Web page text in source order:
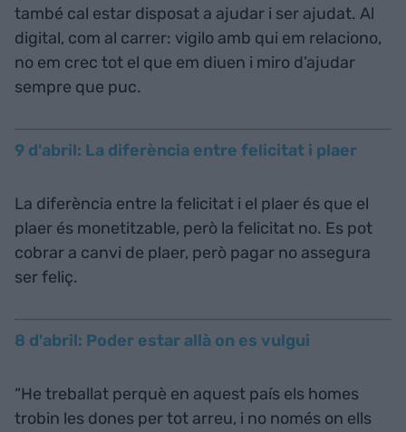
també cal estar disposat a ajudar i ser ajudat. Al
digital, com al carrer: vigilo amb qui em relaciono,
no em crec tot el que em diuen i miro d’ajudar
sempre que puc.
9 d'abril: La diferència entre felicitat i plaer
La diferència entre la felicitat i el plaer és que el
plaer és monetitzable, però la felicitat no. Es pot
cobrar a canvi de plaer, però pagar no assegura
ser feliç.
8 d'abril: Poder estar allà on es vulgui
“He treballat perquè en aquest país els homes
trobin les dones per tot arreu, i no només on ells